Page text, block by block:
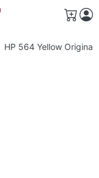
Giỏ
HP 564 Yellow